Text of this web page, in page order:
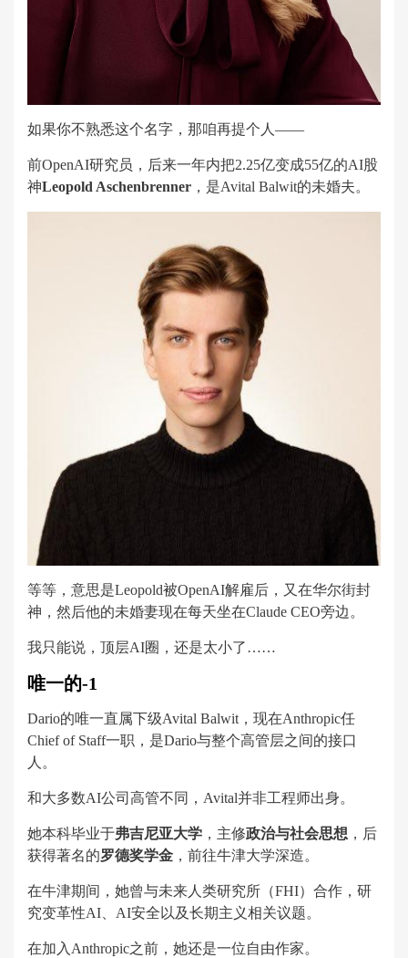
如果你不熟悉这个名字，那咱再提个人——
前OpenAI研究员，后来一年内把2.25亿变成55亿的AI股
神Leopold Aschenbrenner ，是Avital Balwit的未婚夫。
等等，意思是Leopold被OpenAI解雇后，又在华尔街封
神，然后他的未婚妻现在每天坐在Claude CEO旁边。
我只能说，顶层AI圈，还是太小了……
唯一的-1
Dario的唯一直属下级Avital Balwit，现在Anthropic任
Chief of Staff一职，是Dario与整个高管层之间的接口
人。
和大多数AI公司高管不同，Avital并非工程师出身。
她本科毕业于弗吉尼亚大学 ，主修政治与社会思想 ，后
获得著名的罗德奖学金 ，前往牛津大学深造。
在牛津期间，她曾与未来人类研究所（FHI）合作，研
究变革性AI、AI安全以及长期主义相关议题。
在加入Anthropic之前，她还是一位自由作家。